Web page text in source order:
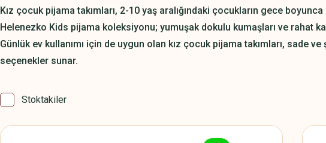
Kız çocuk pijama takımları, 2-10 yaş aralığındaki çocukların gece
Helenezko Kids pijama koleksiyonu; yumuşak dokulu kumaşları ve rahat
Günlük ev kullanımı için de uygun olan kız çocuk pijama takımları, sade
seçenekler sunar.
Stoktakiler